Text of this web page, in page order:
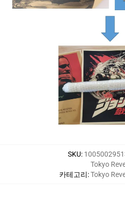
SKU:
카테고리:
Tokyo
Tokyo